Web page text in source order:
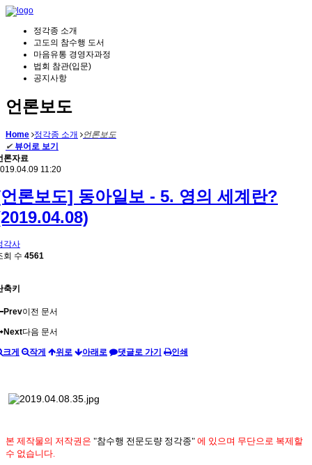
정각종 소개
고도의 참수행 도서
마음유통 경영자과정
법회 참관(입문)
공지사항
언론보도
Home 정각종 소개
언론보도
✔ 뷰어로 보기
론자료
11:20
론보도] 동아일보 - 5. 영의 세계란?
각사
회 수 4561
축키
Prev이전 문서
Next다음 문서
크게 작게 위로 아래로 댓글로 가기 인쇄
본 제작물의 저작권은 "참수행 전문도량 정각종" 에 있으며 무단으로 복제할
수 없습니다.